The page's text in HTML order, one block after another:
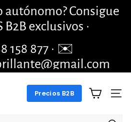
diapositivas
pausa
autónomo? Consigue
B2B exclusivos ·
158 877 · ✉️
Precios B2B